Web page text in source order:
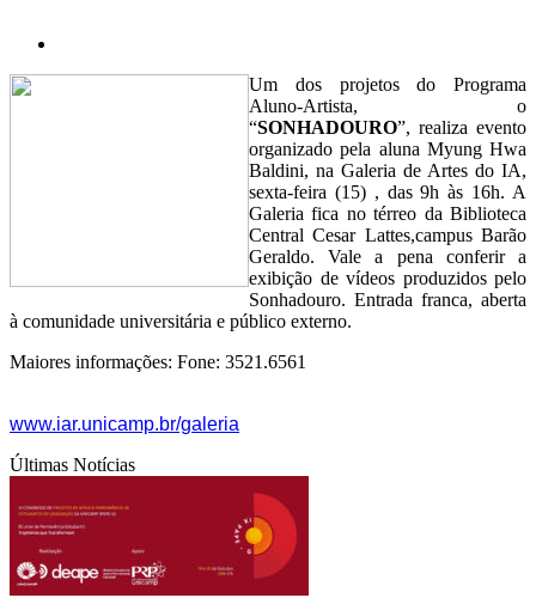
Um dos projetos do Programa
Aluno-Artista, o
“SONHADOURO”, realiza evento
organizado pela aluna Myung Hwa
Baldini, na Galeria de Artes do IA,
sexta-feira (15) , das 9h às 16h. A
Galeria fica no térreo da Biblioteca
Central Cesar Lattes,campus Barão
Geraldo. Vale a pena conferir a
exibição de vídeos produzidos pelo
Sonhadouro. Entrada franca, aberta
à comunidade universitária e público externo.
Maiores informações: Fone: 3521.6561
www.iar.unicamp.br/galeria
Últimas Notícias